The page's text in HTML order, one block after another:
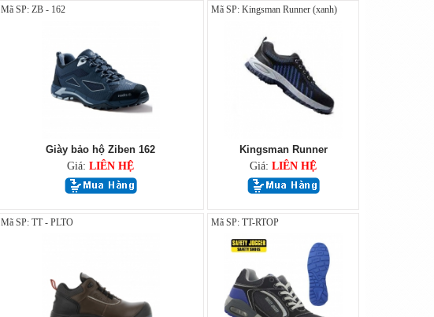
Mã SP: ZB - 162
Giày bảo hộ Ziben 162
Giá: LIÊN HỆ
Mã SP: Kingsman Runner (xanh)
Kingsman Runner
Giá: LIÊN HỆ
Mã SP: TT - PLTO Mã SP: TT-RTOP